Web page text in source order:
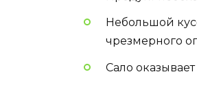
Небольшой
чрезмерного
Сало